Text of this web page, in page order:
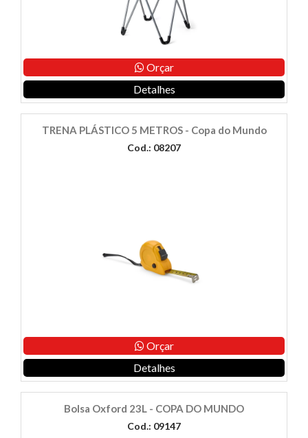
Orçar
Detalhes
TRENA PLÁSTICO 5 METROS - Copa do Mundo
Cod.: 08207
Orçar
Detalhes
Bolsa Oxford 23L - COPA DO MUNDO
Cod.: 09147